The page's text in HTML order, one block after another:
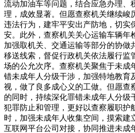
流动加油车等问题，结合应急办理、
理，成效显著。但愿查察机关继续峻
违法行为，建牢平安出产防地，切实
安。此外，查察机关关心运输车辆年
加强取机关、交通运输等部分的协做
移送线索，督促行政机关依法履行监
场的公允次序。查察机关聚焦于未成
错未成年人分级干涉，加强特地教育
视，做了良多成心义的工做。但愿查
的同时，持续深化罪错未成年人分级
犯罪防止和管理，更好以查察履职护
时，加强未成年人收集空间，摸索建
互联网平台公司对接，协同推进未成